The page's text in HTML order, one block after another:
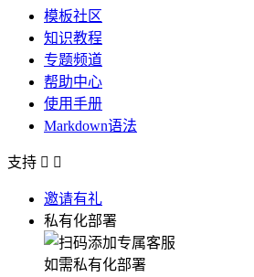
模板社区
知识教程
专题频道
帮助中心
使用手册
Markdown语法
支持  
邀请有礼
私有化部署
如需私有化部署